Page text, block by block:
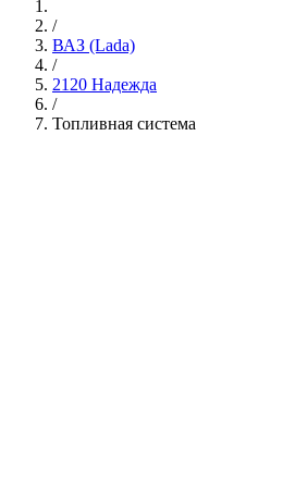
/
ВАЗ (Lada)
/
2120 Надежда
/
Топливная система